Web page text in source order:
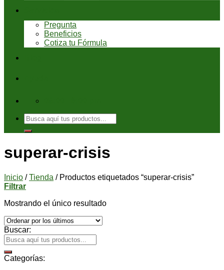
Pregunta
Beneficios
Cotiza tu Fórmula
Buscar
por:
superar-crisis
Inicio / Tienda /Productos etiquetados “superar-crisis”
Filtrar
Mostrando el único resultado
Buscar:
Categorías: